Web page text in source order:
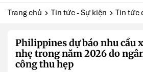
Trang chủ Tin tức - Sự kiện Tin tức
Philippines dự báo nhu cầu
nhẹ trong năm 2026 do
công thu hẹp